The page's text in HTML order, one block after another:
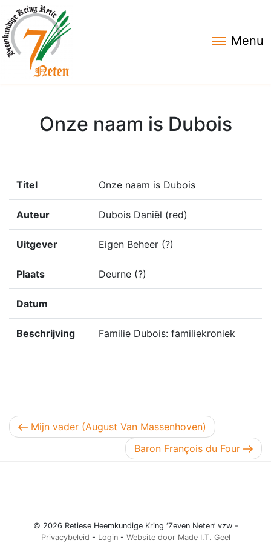
Menu
Onze naam is Dubois
Titel Onze naam is Dubois
Auteur Dubois Daniël (red)
Uitgever Eigen Beheer (?)
Plaats Deurne (?)
Datum
Beschrijving Familie Dubois: familiekroniek
Berichtnavigatie
Vorig bericht
Mijn vader (August Van Massenhoven)
Volgend bericht
Baron François du Four
© 2026 Retiese Heemkundige Kring ‘Zeven Neten’ vzw -
Privacybeleid - Login- Website door Made I.T. Geel